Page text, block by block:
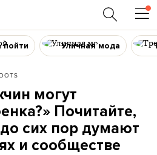
пойти Уличная мода
могут
Почитайте,
сих пор думают
и сообществе